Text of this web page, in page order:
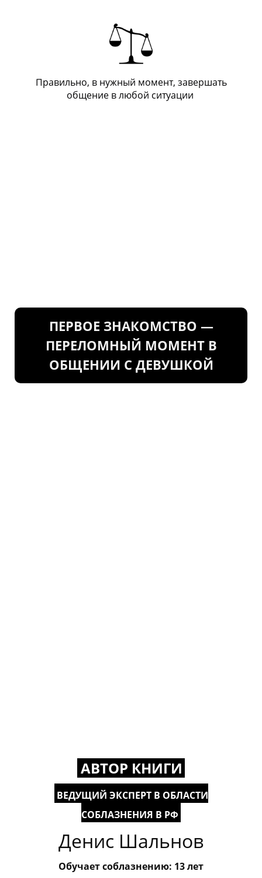
Правильно, в нужный момент, завершать
общение в любой ситуации
ПЕРВОЕ ЗНАКОМСТВО —
ПЕРЕЛОМНЫЙ МОМЕНТ В
ОБЩЕНИИ С ДЕВУШКОЙ
АВТОР КНИГИ
ВЕДУЩИЙ ЭКСПЕРТ В ОБЛАСТИ
СОБЛАЗНЕНИЯ В РФ
Денис Шальнов
Обучает соблазнению: 13 лет